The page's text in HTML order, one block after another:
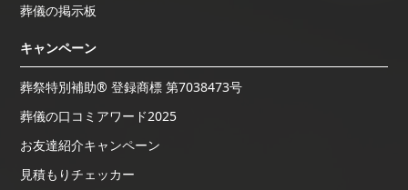
葬儀の掲示板
キャンペーン
葬祭特別補助® 登録商標 第7038473号
葬儀の口コミアワード2025
お友達紹介キャンペーン
見積もりチェッカー